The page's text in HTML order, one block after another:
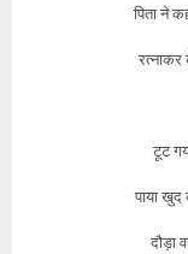
पिता ने
टूट
पाया
दौड़ा